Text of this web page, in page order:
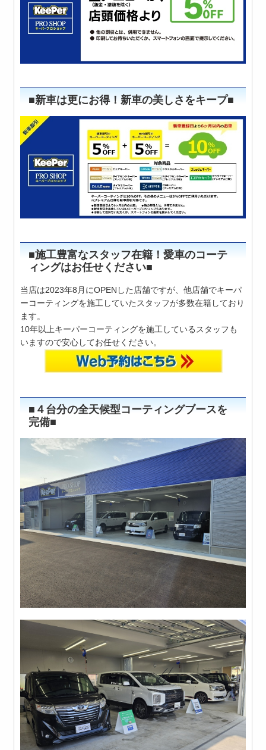
■新車は更にお得！新車の美しさをキープ■
■施工豊富なスタッフ在籍！愛車のコーテ
ィングはお任せください■
当店は2023年8月にOPENした店舗ですが、他店舗でキーパ
ーコーティングを施工していたスタッフが多数在籍しており
ます。
10年以上キーパーコーティングを施工しているスタッフも
いますので安心してお任せください。
■４台分の全天候型コーティングブースを
完備■